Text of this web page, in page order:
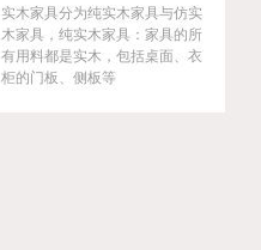
实木家具分为纯实木家具与仿实
木家具，纯实木家具：家具的所
有用料都是实木，包括桌面、衣
柜的门板、侧板等